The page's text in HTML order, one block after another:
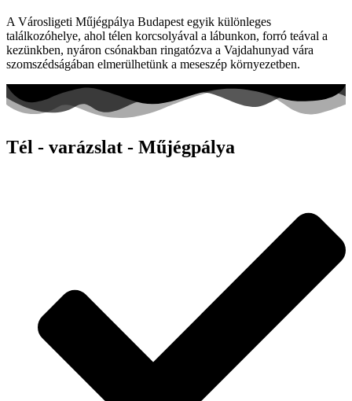
A Városligeti Műjégpálya Budapest egyik különleges
találkozóhelye, ahol télen korcsolyával a lábunkon, forró teával a
kezünkben, nyáron csónakban ringatózva a Vajdahunyad vára
szomszédságában elmerülhetünk a meseszép környezetben.
Tél - varázslat - Műjégpálya